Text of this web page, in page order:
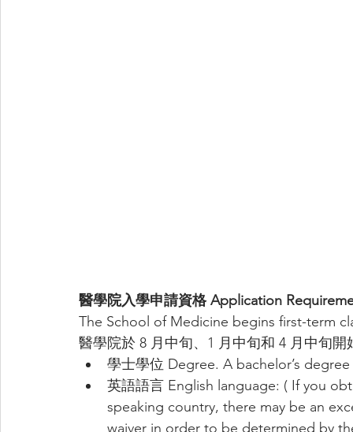
醫學院入學申請資格 Application
The School of Medicine begins first-term
醫學院於 8 月中旬、1 月中旬和 4 月中旬
學士學位 Degree. A bachelor’s
英語語言 English language: ( If you
speaking country, there may be an
waiver in order to be determined by